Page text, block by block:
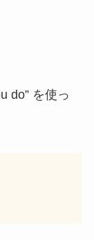
do” を使っ